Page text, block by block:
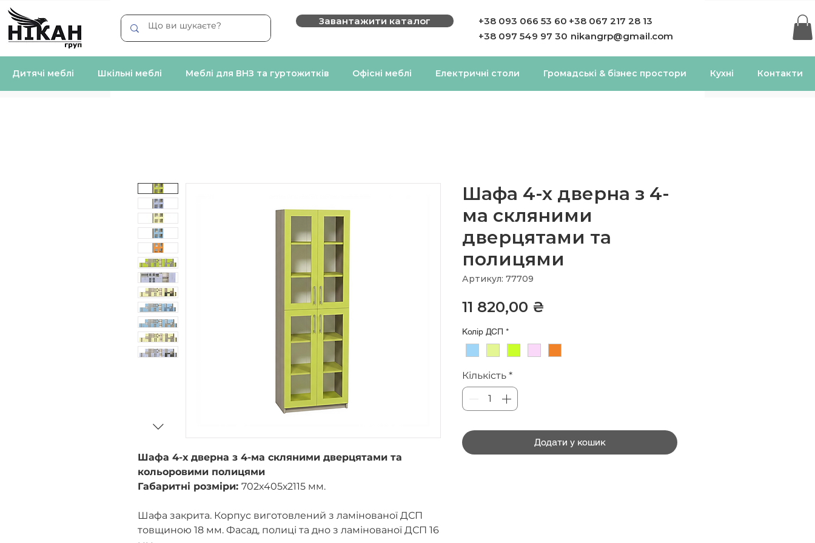
Завантажити каталог
+38 093 066 53 60
+38 097 549 97 30
+38 067 217 28 13
nikangrp@gmail.com
Дитячі меблі Шкільні меблі Меблі для ВНЗ та гуртожитків Офісні меблі Електричні столи Громадські & бізнес простори Кухні Контакти
Шафа 4-х дверна з 4-ма скляними дверцятами та
кольоровими полицями
Габаритні розміри: 702х405х2115 мм.
Шафа закрита. Корпус виготовлений з ламінованої ДСП
товщиною 18 мм. Фасад, полиці та дно з ламінованої ДСП 16
Шафа 4-х дверна з 4-
ма скляними
дверцятами та
полицями
Артикул: 77709
11 820,00 ₴
Колір ДСП *
Кількість *
Додати у кошик